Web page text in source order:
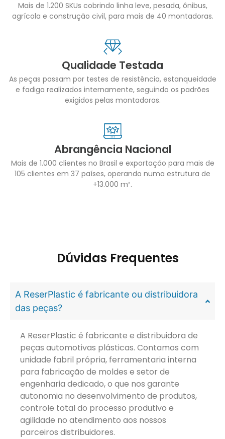
Mais de 1.200 SKUs cobrindo linha leve, pesada, ônibus,
agrícola e construção civil, para mais de 40 montadoras.
Qualidade Testada
As peças passam por testes de resistência, estanqueidade
e fadiga realizados internamente, seguindo os padrões
exigidos pelas montadoras.
Abrangência Nacional
Mais de 1.000 clientes no Brasil e exportação para mais de
105 clientes em 37 países, operando numa estrutura de
+13.000 m².
Dúvidas Frequentes
A ReserPlastic é fabricante ou distribuidora
das peças?
A ReserPlastic é fabricante e distribuidora de
peças automotivas plásticas. Contamos com
unidade fabril própria, ferramentaria interna
para fabricação de moldes e setor de
engenharia dedicado, o que nos garante
autonomia no desenvolvimento de produtos,
controle total do processo produtivo e
agilidade no atendimento aos nossos
parceiros distribuidores.